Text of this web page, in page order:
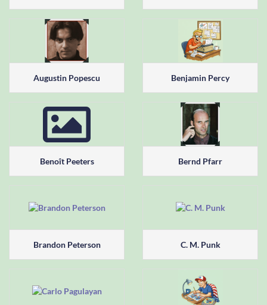
Augustin Popescu Benjamin Percy
Benoît Peeters Bernd Pfarr
Brandon Peterson C. M. Punk